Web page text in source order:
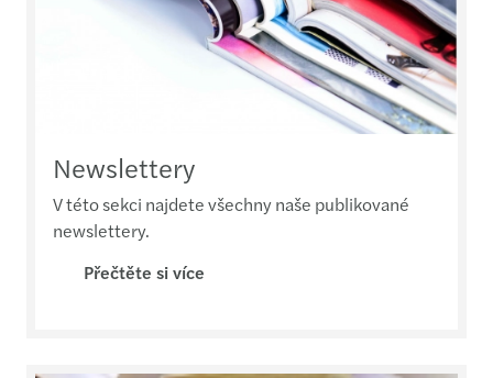
Newslettery
V této sekci najdete všechny naše publikované
newslettery.
Přečtěte si více